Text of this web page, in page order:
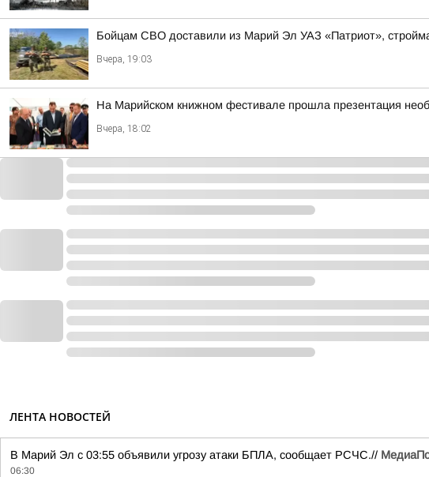
Бойцам СВО доставили из Марий Эл УАЗ «Патриот»,
Вчера, 19:03
На Марийском книжном фестивале прошла презентация
Вчера, 18:02
ЛЕНТА НОВОСТЕЙ
В Марий Эл с 03:55 объявили угрозу атаки БПЛА, сообщает РСЧС.//
06:30